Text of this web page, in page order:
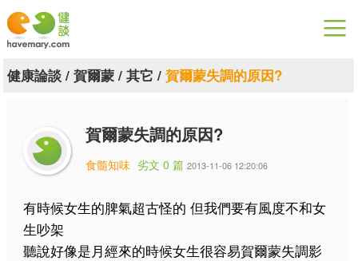
漫漫健康
關於健談
聯絡我們
下載專區
健康論談/賀爾蒙/ 其它 /賀爾蒙失調的原因?
賀爾蒙失調的原因?
食髓知味 劣文 0 篇 2013-11-06 12:20:06
有時候女生的脾氣超古怪的 但我們要有風度不和女
生吵架
聽說好像是月經來的時候女生很容易賀爾蒙失調影